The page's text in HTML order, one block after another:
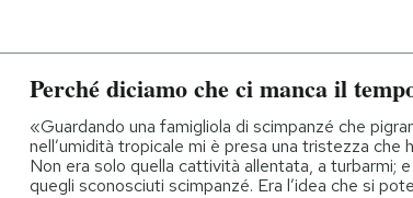
Perché diciamo che ci manca il
«Guardando una famigliola di scimpanzé che
nell’umidità tropicale mi è presa una tristezza che
Non era solo quella cattività allentata, a turbarmi;
quegli sconosciuti scimpanzé. Era l’idea che si